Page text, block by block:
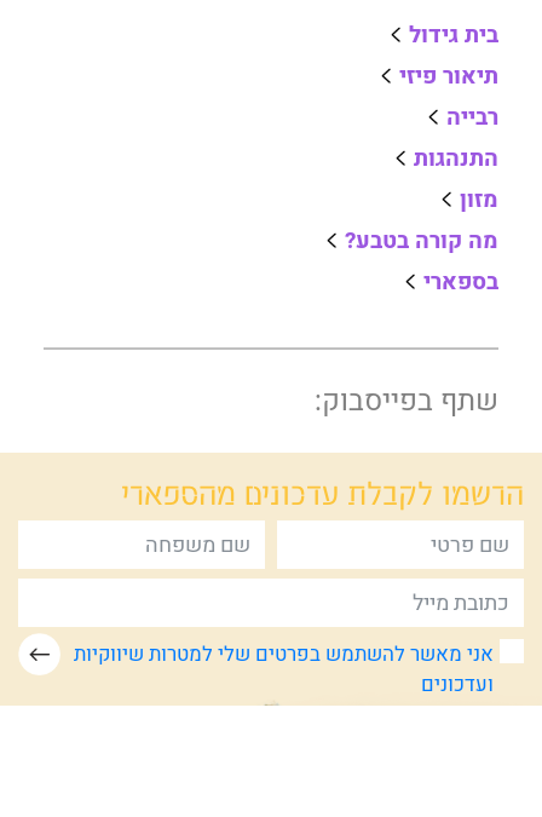
בית גידול
תיאור פיזי
רבייה
התנהגות
מזון
מה קורה בטבע?
בספארי
שתף בפייסבוק:
הרשמו לקבלת עדכונים מהספארי
אני מאשר להשתמש בפרטים שלי למטרות שיווקיות
ועדכונים